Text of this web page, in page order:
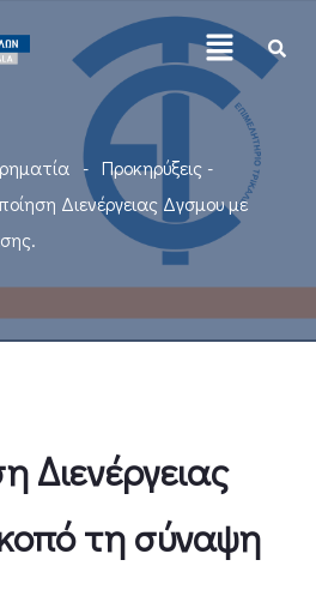
Προκηρύξεις -
Διενέργειας Δγσμου με
Διενέργειας
τη σύναψη